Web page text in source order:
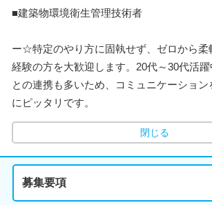
■建築物環境衛生管理技術者
ー☆特定のやり方に固執せず、ゼロから柔
経験の方を大歓迎します。20代～30代活
との連携も多いため、コミュニケーショ
にピッタリです。
閉じる
募集要項